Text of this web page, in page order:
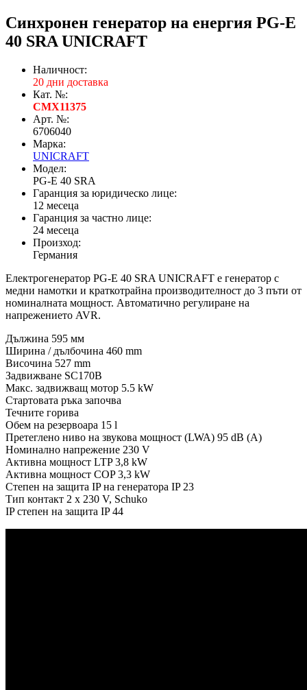
Синхронен генератор на енергия PG-E
40 SRA UNICRAFT
Наличност:
20 дни доставка
Кат. №:
CMX11375
Арт. №:
6706040
Марка:
UNICRAFT
Модел:
PG-E 40 SRA
Гаранция за юридическо лице:
12 месеца
Гаранция за частно лице:
24 месеца
Произход:
Германия
Електрогенератор PG-E 40 SRA UNICRAFT е генератор с
медни намотки и краткотрайна производителност до 3 пъти от
номиналната мощност. Автоматично регулиране на
напрежението AVR.
Дължина 595 мм
Ширина / дълбочина 460 mm
Височина 527 mm
Задвижване SC170B
Макс. задвижващ мотор 5.5 kW
Стартовата ръка започва
Течните горива
Обем на резервоара 15 l
Претеглено ниво на звукова мощност (LWA) 95 dB (A)
Номинално напрежение 230 V
Активна мощност LTP 3,8 kW
Активна мощност COP 3,3 kW
Степен на защита IP на генератора IP 23
Тип контакт 2 x 230 V, Schuko
IP степен на защита IP 44